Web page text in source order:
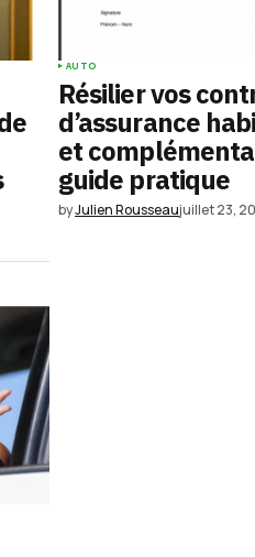
AUTO
Résilier vos
d’assurance
et
guide pratique
byJulien Rousseaujuillet 23,